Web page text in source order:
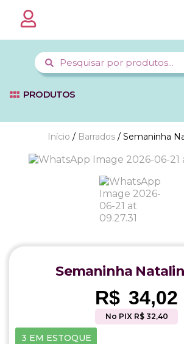
PRODUTOS
Início / Barrados/ Semaninha
Semaninha
R$ 34,02
No PIX R$ 32,40
3 EM ESTOQUE